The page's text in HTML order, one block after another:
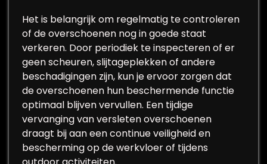
Het is belangrijk om regelmatig te controleren
of de overschoenen nog in goede staat
verkeren. Door periodiek te inspecteren of er
geen scheuren, slijtageplekken of andere
beschadigingen zijn, kun je ervoor zorgen dat
de overschoenen hun beschermende functie
optimaal blijven vervullen. Een tijdige
vervanging van versleten overschoenen
draagt bij aan een continue veiligheid en
bescherming op de werkvloer of tijdens